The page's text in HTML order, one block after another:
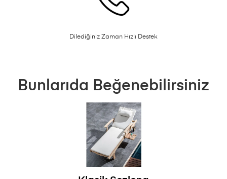
Dilediğiniz Zaman Hızlı Destek
Bunlarıda Beğenebilirsiniz